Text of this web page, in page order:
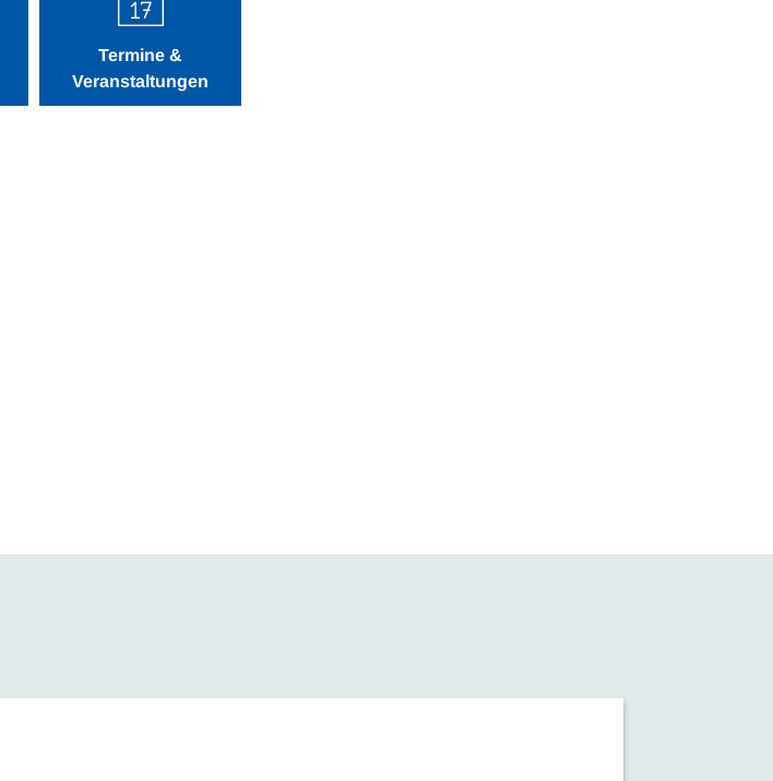
Termine &
Veranstaltungen